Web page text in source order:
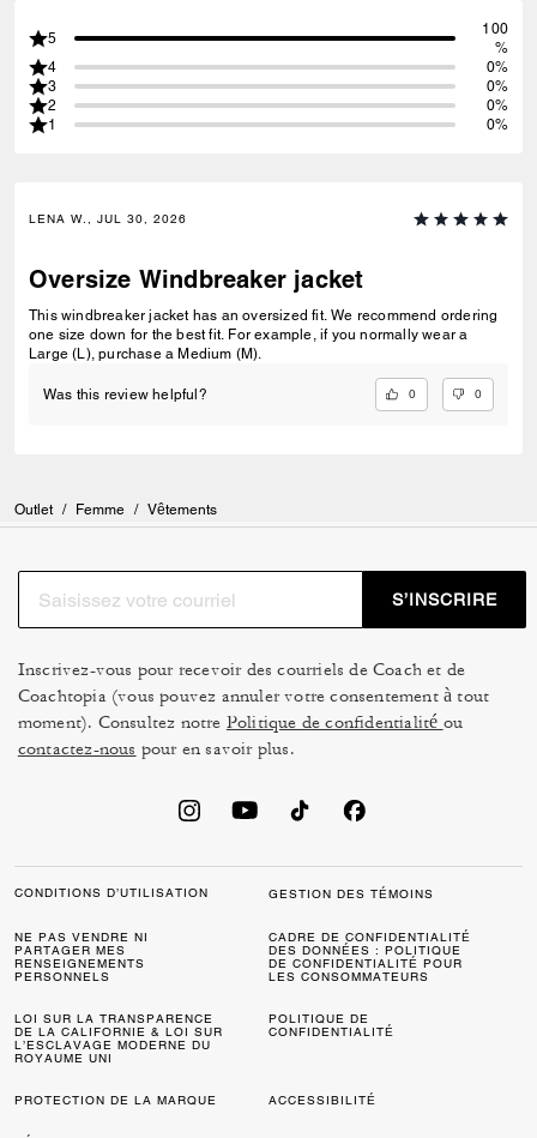
5
100
%
4
0%
3
0%
2
0%
1
0%
LENA W., JUL 30, 2026
Oversize Windbreaker jacket
This windbreaker jacket has an oversized fit. We recommend ordering
one size down for the best fit. For example, if you normally wear a
Large (L), purchase a Medium (M).
Was this review helpful? 0 0
Outlet / Femme / Vêtements
S’INSCRIRE
Inscrivez-vous pour recevoir des courriels de Coach et de
Coachtopia (vous pouvez annuler votre consentement à tout
moment). Consultez notre Politique de confidentialité ou
contactez-nous pour en savoir plus.
CONDITIONS D’UTILISATION GESTION DES TÉMOINS
NE PAS VENDRE NI
PARTAGER MES
RENSEIGNEMENTS
PERSONNELS
CADRE DE CONFIDENTIALITÉ
DES DONNÉES : POLITIQUE
DE CONFIDENTIALITÉ POUR
LES CONSOMMATEURS
LOI SUR LA TRANSPARENCE
DE LA CALIFORNIE & LOI SUR
L’ESCLAVAGE MODERNE DU
ROYAUME UNI
POLITIQUE DE
CONFIDENTIALITÉ
PROTECTION DE LA MARQUE ACCESSIBILITÉ